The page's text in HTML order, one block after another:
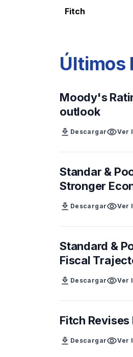
Fitch
Últimos
Moody's
outlook
download DescargarvisibilityVer
Standar &
Stronger
download DescargarvisibilityVer
Standard &
Fiscal
download DescargarvisibilityVer
Fitch
download DescargarvisibilityVer